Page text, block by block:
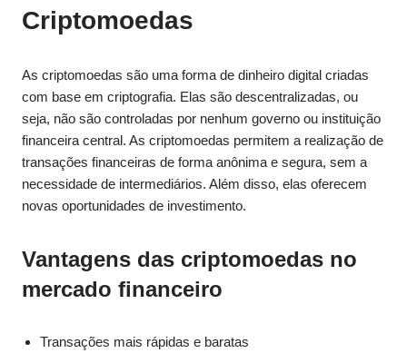
Criptomoedas
As criptomoedas são uma forma de dinheiro digital criadas
com base em criptografia. Elas são descentralizadas, ou
seja, não são controladas por nenhum governo ou instituição
financeira central. As criptomoedas permitem a realização de
transações financeiras de forma anônima e segura, sem a
necessidade de intermediários. Além disso, elas oferecem
novas oportunidades de investimento.
Vantagens das criptomoedas no
mercado financeiro
Transações mais rápidas e baratas